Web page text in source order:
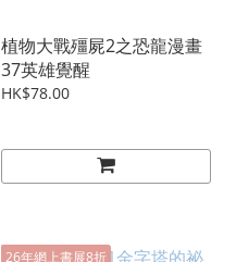
植物大戰殭屍2之恐龍漫畫
37英雄覺醒
HK$78.00
26年網上書展8折